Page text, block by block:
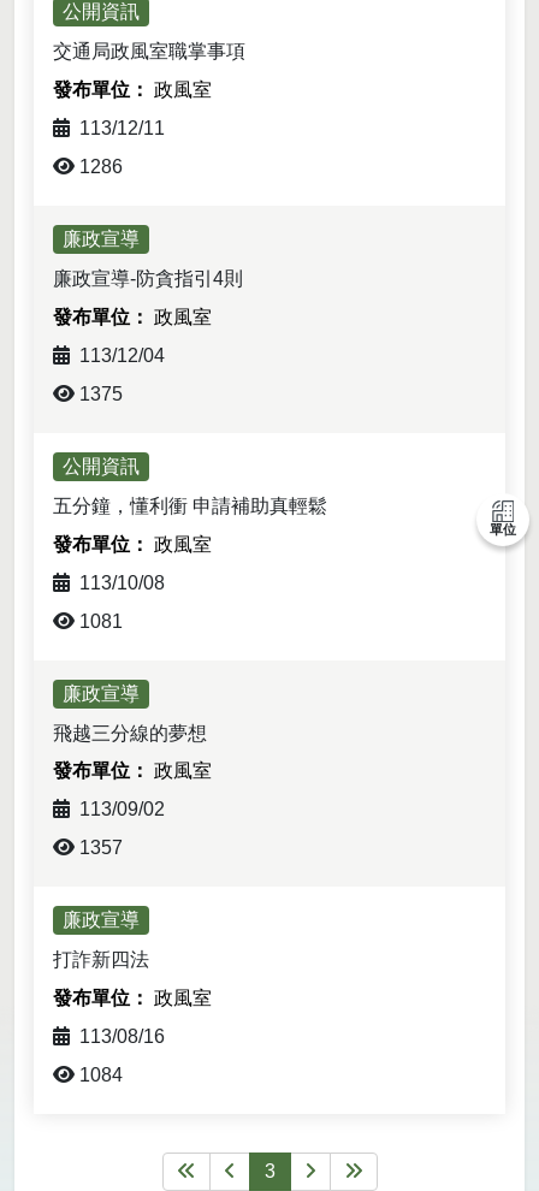
單位
公開資訊
交通局政風室職掌事項
政風室
113/12/11
1286
廉政宣導
廉政宣導-防貪指引4則
政風室
113/12/04
1375
公開資訊
五分鐘，懂利衝 申請補助真輕鬆
政風室
113/10/08
1081
廉政宣導
飛越三分線的夢想
政風室
113/09/02
1357
廉政宣導
打詐新四法
政風室
113/08/16
1084
第一頁上一頁
3 下一頁最後一頁